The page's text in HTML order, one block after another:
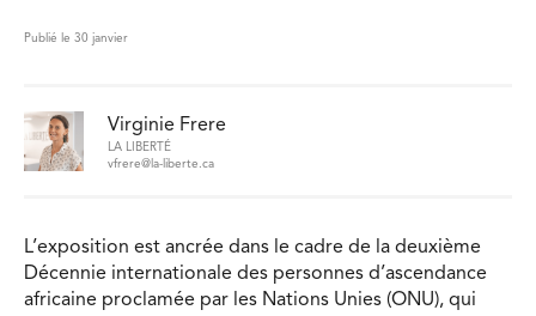
Publié le 30 janvier
Virginie Frere
LA LIBERTÉ
vfrere@la-liberte.ca
L’exposition est ancrée dans le cadre de la deuxième
Décennie internationale des personnes d’ascendance
africaine proclamée par les Nations Unies (ONU), qui